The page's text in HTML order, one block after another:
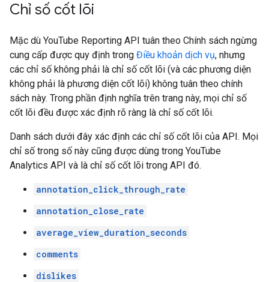
Chỉ số cốt lõi
Mặc dù YouTube Reporting API tuân theo Chính sách ngừng
cung cấp được quy định trong Điều khoản dịch vụ, nhưng
các chỉ số không phải là chỉ số cốt lõi (và các phương diện
không phải là phương diện cốt lõi) không tuân theo chính
sách này. Trong phần định nghĩa trên trang này, mọi chỉ số
cốt lõi đều được xác định rõ ràng là chỉ số cốt lõi.
Danh sách dưới đây xác định các chỉ số cốt lõi của API. Mọi
chỉ số trong số này cũng được dùng trong YouTube
Analytics API và là chỉ số cốt lõi trong API đó.
annotation_click_through_rate
annotation_close_rate
average_view_duration_seconds
comments
dislikes